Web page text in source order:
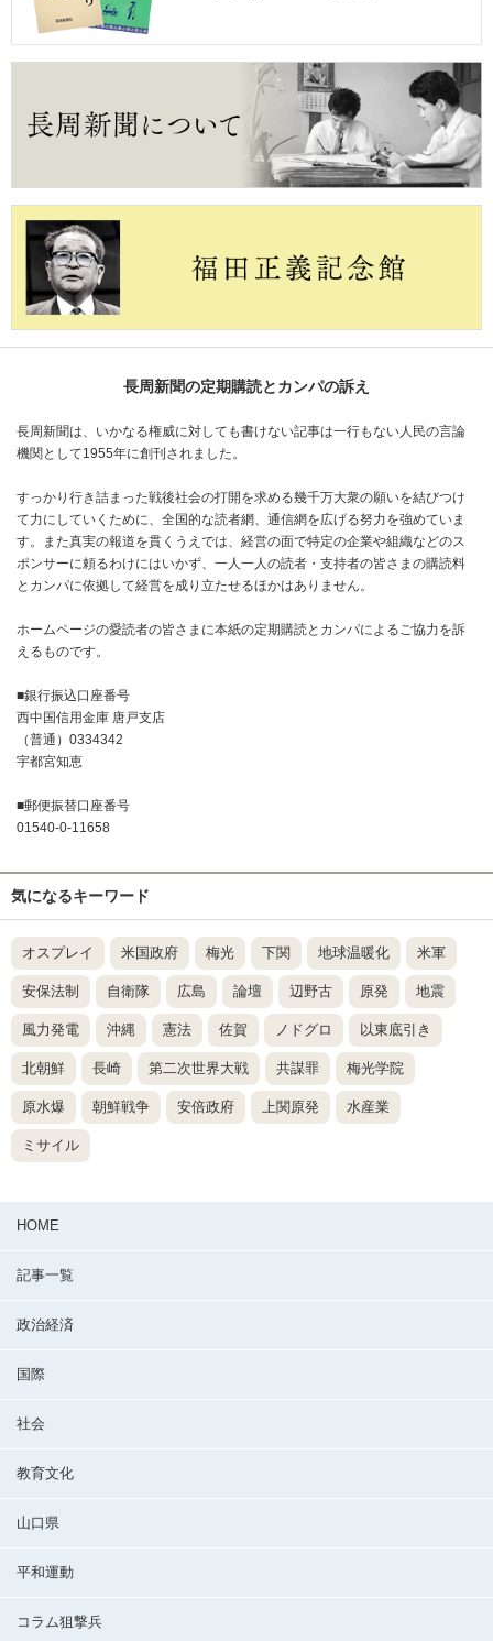
長周新聞の定期購読とカンパの訴え
長周新聞は、いかなる権威に対しても書けない記事は一行もない人民の言論
機関として1955年に創刊されました。
すっかり行き詰まった戦後社会の打開を求める幾千万大衆の願いを結びつけ
て力にしていくために、全国的な読者網、通信網を広げる努力を強めていま
す。また真実の報道を貫くうえでは、経営の面で特定の企業や組織などのス
ポンサーに頼るわけにはいかず、一人一人の読者・支持者の皆さまの購読料
とカンパに依拠して経営を成り立たせるほかはありません。
ホームページの愛読者の皆さまに本紙の定期購読とカンパによるご協力を訴
えるものです。
■銀行振込口座番号
西中国信用金庫 唐戸支店
（普通）0334342
宇都宮知恵
■郵便振替口座番号
01540-0-11658
気になるキーワード
オスプレイ 米国政府 梅光 下関 地球温暖化 米軍
安保法制 自衛隊 広島 論壇 辺野古 原発 地震
風力発電 沖縄 憲法 佐賀 ノドグロ 以東底引き
北朝鮮 長崎 第二次世界大戦 共謀罪 梅光学院
原水爆 朝鮮戦争 安倍政府 上関原発 水産業
ミサイル
HOME
記事一覧
政治経済
国際
社会
教育文化
山口県
平和運動
コラム狙撃兵